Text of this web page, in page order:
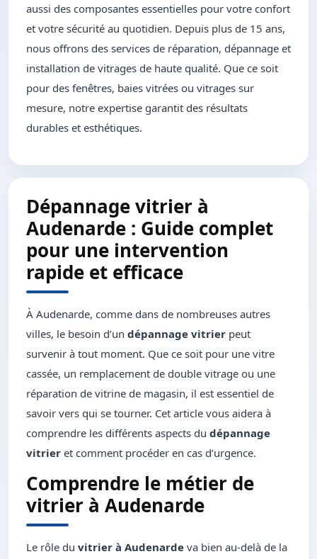
aussi des composantes essentielles pour votre confort
et votre sécurité au quotidien. Depuis plus de 15 ans,
nous offrons des services de réparation, dépannage et
installation de vitrages de haute qualité. Que ce soit
pour des fenêtres, baies vitrées ou vitrages sur
mesure, notre expertise garantit des résultats
durables et esthétiques.
Dépannage vitrier à
Audenarde : Guide complet
pour une intervention
rapide et efficace
À Audenarde, comme dans de nombreuses autres
villes, le besoin d’un dépannage vitrier peut
survenir à tout moment. Que ce soit pour une vitre
cassée, un remplacement de double vitrage ou une
réparation de vitrine de magasin, il est essentiel de
savoir vers qui se tourner. Cet article vous aidera à
comprendre les différents aspects du dépannage
vitrier et comment procéder en cas d’urgence.
Comprendre le métier de
vitrier à Audenarde
Le rôle du vitrier à Audenarde va bien au-delà de la